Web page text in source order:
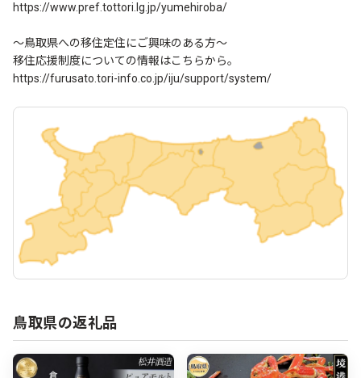
https://www.pref.tottori.lg.jp/yumehiroba/
～鳥取県への移住定住にご興味のある方～
移住応援制度についての情報はこちらから。
https://furusato.tori-info.co.jp/iju/support/system/
鳥取県の返礼品